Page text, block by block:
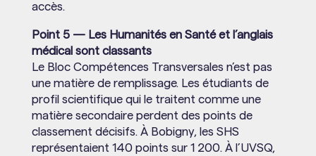
accès.
Point 5 — Les Humanités en Santé et l’anglais
médical sont classants
Le Bloc Compétences Transversales n’est pas
une matière de remplissage. Les étudiants de
profil scientifique qui le traitent comme une
matière secondaire perdent des points de
classement décisifs. À Bobigny, les SHS
représentaient 140 points sur 1 200. À l’UVSQ,